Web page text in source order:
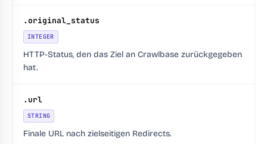
.original_status
INTEGER
HTTP-Status, den das Ziel an Crawlbase zurückgegeben
hat.
.url
STRING
Finale URL nach zielseitigen Redirects.